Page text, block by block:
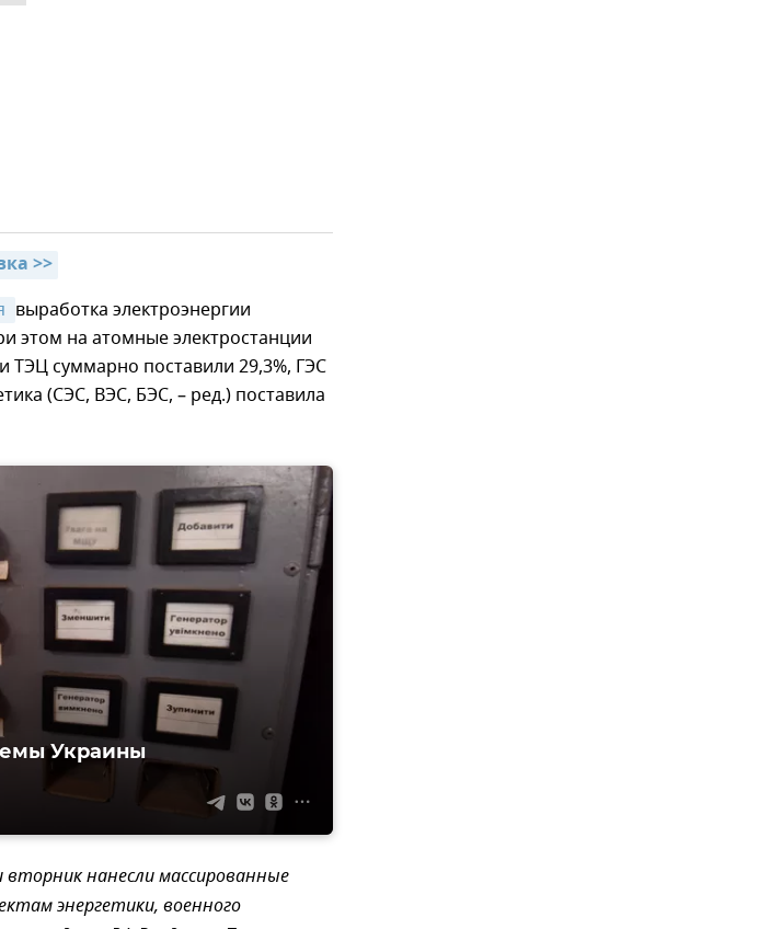
>>
выработка электроэнергии
этом на атомные электростанции
суммарно поставили 29,3%, ГЭС
(СЭС, ВЭС, БЭС, – ред.) поставила
Украины
нанесли массированные
энергетики, военного